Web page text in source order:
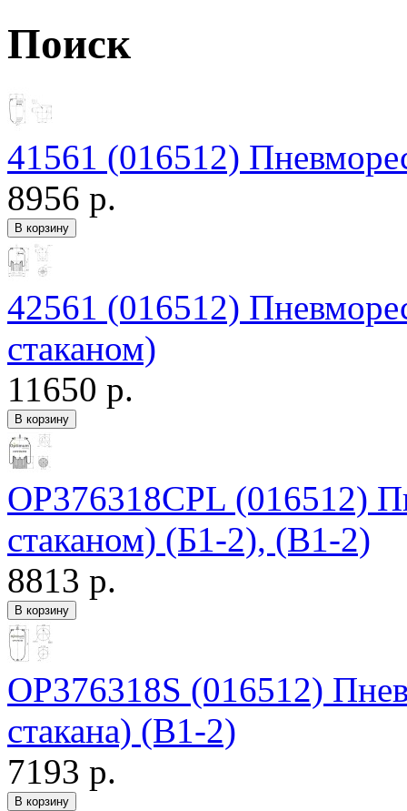
Поиск
41561 (016512)
8956 р.
42561 (016512)
стаканом)
11650 р.
OP376318CPL (016512)
стаканом) (Б1-2), (В1-2)
8813 р.
OP376318S (016512)
стакана) (В1-2)
7193 р.